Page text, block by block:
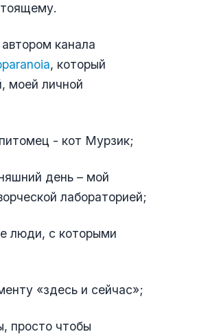
канала
, который
моей личной
- кот Мурзик;
день – мой
лабораторией;
люди, с которыми
«здесь и сейчас»;
просто чтобы